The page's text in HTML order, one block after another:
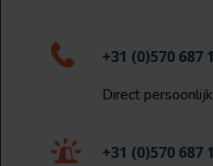
+31 (0)570 687
Direct
+31 (0)570 687